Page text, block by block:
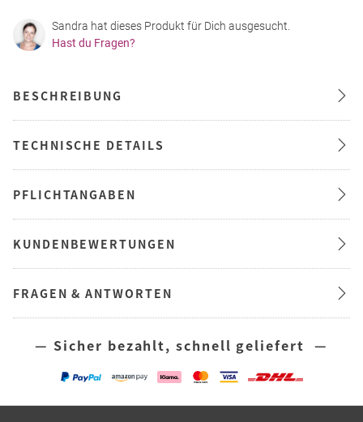
Sandra hat dieses Produkt für Dich ausgesucht.
Hast du Fragen?
BESCHREIBUNG
TECHNISCHE DETAILS
PFLICHTANGABEN
KUNDENBEWERTUNGEN
FRAGEN & ANTWORTEN
— Sicher bezahlt, schnell geliefert —